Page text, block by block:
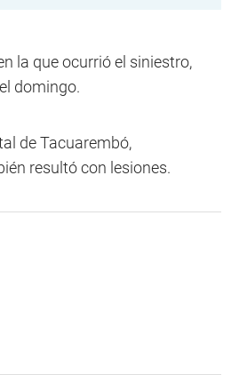
la que ocurrió el siniestro,
domingo.
de Tacuarembó,
resultó con lesiones.